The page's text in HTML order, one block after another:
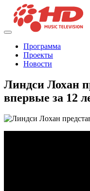
Программа
Проекты
Новости
Линдси Лохан
впервые за 12